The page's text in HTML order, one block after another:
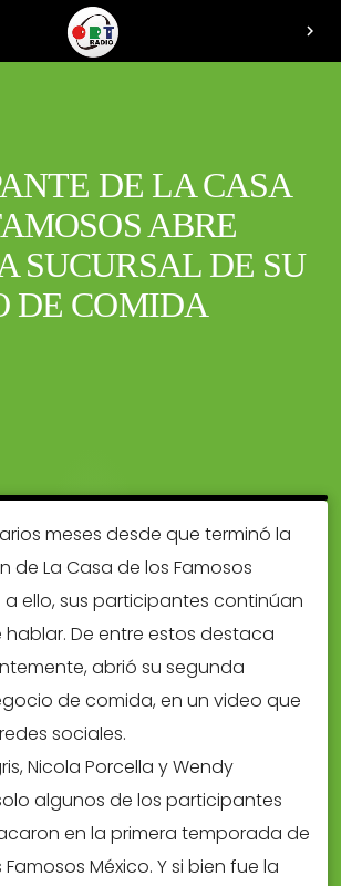
chevron_right
DE LA CASA
ABRE
SUCURSAL DE SU
DE COMIDA
meses desde que terminó la
de La Casa de los Famosos
a ello, sus participantes continúan
De entre estos destaca
abrió su segunda
de comida, en un video que
sociales.
Nicola Porcella y Wendy
algunos de los participantes
en la primera temporada de
México. Y si bien fue la